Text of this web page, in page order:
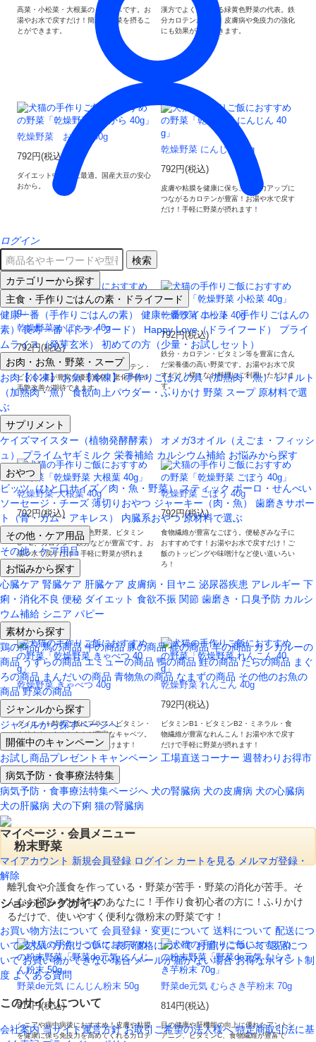
ログイン
検索
カテゴリーから探す
主食・手作りごはんの素・ドライフード
健康一番（手作りごはんの素）
健康一番ダイエット（手作りごはんの
素） 長寿一番（ドライフード） Happy Love（ドライフード）
プライ
ムライス（発芽玄米）
初めての方（少量・お試しセット）
お肉・お魚・野菜・スープ
お肉【冷凍】 お魚【冷凍】 手作りごはんの具（加熱肉・魚） レトルト
（加熱肉・魚） 食欲向上パウダー・ふりかけ 野菜 スープ 原材料で選
ぶ
サプリメント
ケイズマイスター（植物発酵酵素）
オメガ3オイル（えごま・フィッシ
ュ）
プライムヤギミルク 栄養補給 カルシウム補給 お悩みから探す
おやつ
ビッツ（ひと口サイズ／肉・魚・野菜） スティック ボーロ・せんべい
ソーセージ・チーズ 薄切りおやつ ジャーキー（肉・魚）
歯磨きサポー
ト（骨・ガム・アキレス）
内臓系おやつ 原材料で選ぶ
その他・ケア用品
その他・ケア用品
お悩みから探す
心臓ケア 腎臓ケア 肝臓ケア 皮膚病・目ヤニ 泌尿器疾患 アレルギー 下
痢・消化不良 便秘 ダイエット 食欲不振 関節 歯磨き・口臭予防 カルシ
ウム補給 シニア パピー
素材から探す
鶏の商品 馬の商品 牛の商品 豚の商品 鹿の商品 羊の商品 カンガルーの
商品 うずらの商品 エミューの商品 鴨の商品 鮭の商品 たらの商品 まぐ
ろの商品 まんだいの商品 青物魚の商品 なまずの商品 その他のお魚の
商品 野菜の商品
ジャンルから探す
ジャンルから探すページへ
開催中のキャンペーン
お試し商品プレゼントキャンペーン 工場直送コーナー 週替わりお得市
病気予防・食事療法特集
病気予防・食事療法特集ページへ 犬の腎臓病 犬の皮膚病 犬の心臓病
犬の肝臓病 犬の下痢 猫の腎臓病
マイページ・会員メニュー
マイアカウント 新規会員登録 ログイン カートを見る メルマガ登録・
解除
ショッピングガイド
お買い物方法について 会員登録・変更について 送料について 配送につ
いて 支払い方法について 表示価格について お届けについて 返品につ
いて お買い物ができない場合 メールが届かない場合 お得なポイント制
度 よくある質問
このサイトについて
会社案内 当サイト運営方針 お取引ご希望の法人様へ 特定商取引法に基
高菜・小松菜・大根葉のミックスです。お
湯やお水で戻すだけ！簡単に野菜を摂るこ
とができます。
漢方でよく使われる緑黄色野菜の代表。鉄
分カロテンが豊富！皮膚病や免疫力の強化
にも効果が期待できます。
乾燥野菜 おから 40g
792円(税込)
ダイエット中の子に最適。国産大豆の安心
おから。
乾燥野菜 にんじん 40g
792円(税込)
皮膚や粘膜を健康に保ち、免疫力アップに
つながるカロテンが豊富！お湯や水で戻す
だけ！手軽に野菜が摂れます！
乾燥野菜 かぼちゃ 40g
792円(税込)
甘くて美味しい国産かぼちゃ。カロテン・
ビタミンEが豊富な優秀食材！老化予防や
毛艶改善が期待できます。
乾燥野菜 小松菜 40g
792円(税込)
鉄分・カロテン・ビタミン等を豊富に含ん
だ栄養価の高い野菜です。お湯やお水で戻
すだけ！様々なお料理にご利用いただけま
す。
乾燥野菜 大根葉 40g
792円(税込)
大根の葉が立派な緑黄色野菜。ビタミン
C・E、カロテン・鉄分などが豊富です。お
湯や水で戻すだけ！手軽に野菜が摂れま
す。
乾燥野菜 ごぼう 40g
792円(税込)
食物繊維が豊富なごぼう。便秘ぎみな子に
おすすめです！お湯やお水で戻すだけ！ご
飯のトッピングや味噌汁など使い道いろい
ろ！
乾燥野菜 きゃべつ 40g
792円(税込)
ダイエット時のご飯にプラス！ビタミン・
カリウム・カルシウムが豊富なキャベツ。
様々なお料理にご利用いただけます！
乾燥野菜 れんこん 40g
792円(税込)
ビタミンB1・ビタミンB2・ミネラル・食
物繊維が豊富なれんこん！お湯や水で戻す
だけで手軽に野菜が摂れます！
粉末野菜
離乳食や介護食を作っている・野菜が苦手・野菜の消化が苦手。そ
んなお悩みをお持ちのあなたに！手作り食初心者の方に！ふりかけ
るだけで、使いやすく便利な微粉末の野菜です！
野菜de元気 にんじん粉末 50g
814円(税込)
シニアや病中病後におすすめ！皮膚や粘膜
を健康に保ち免疫力を高めてくれるカロテ
野菜de元気 むらさき芋粉末 70g
814円(税込)
目の健康や肝機能の向上に優れたアントシ
アニン、ビタミンC、食物繊維が豊富で